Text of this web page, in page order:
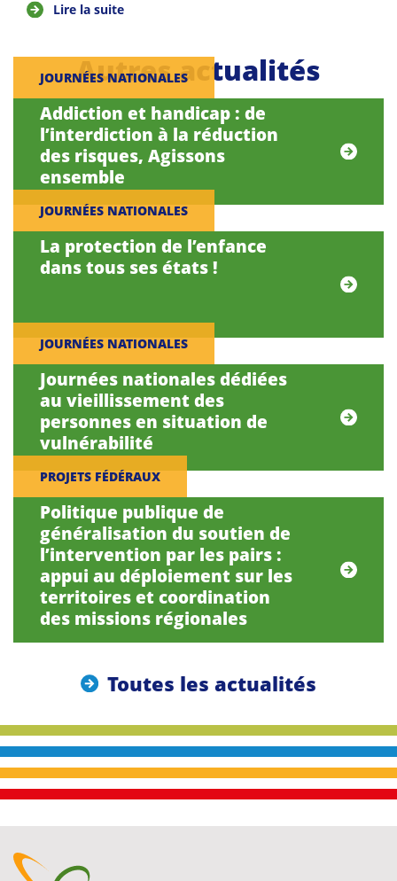
Lire la suite
Autres actualités
JOURNÉES NATIONALES
Addiction et handicap : de
l’interdiction à la réduction
des risques, Agissons
ensemble
JOURNÉES NATIONALES
La protection de l’enfance
dans tous ses états !
JOURNÉES NATIONALES
Journées nationales dédiées
au vieillissement des
personnes en situation de
vulnérabilité
PROJETS FÉDÉRAUX
Politique publique de
généralisation du soutien de
l’intervention par les pairs :
appui au déploiement sur les
territoires et coordination
des missions régionales
Toutes les actualités